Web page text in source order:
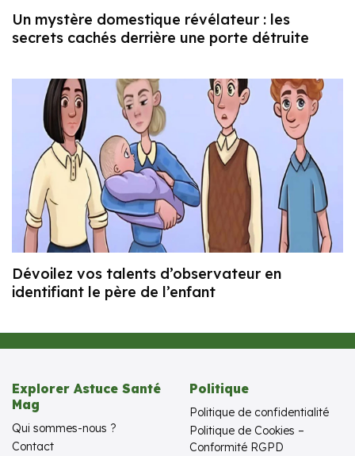
Un mystère domestique révélateur : les
secrets cachés derrière une porte détruite
Dévoilez vos talents d’observateur en
identifiant le père de l’enfant
Explorer Astuce Santé
Mag
Qui sommes-nous ?
Contact
Politique
Politique de confidentialité
Politique de Cookies –
Conformité RGPD